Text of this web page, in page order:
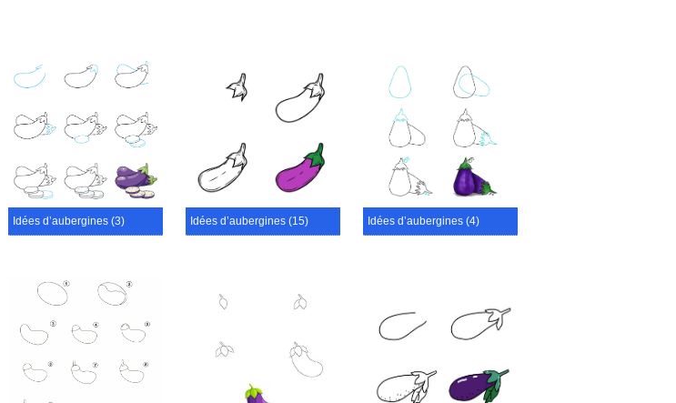
Idées d’aubergines (3) Idées d’aubergines (15) Idées d’aubergines (4)